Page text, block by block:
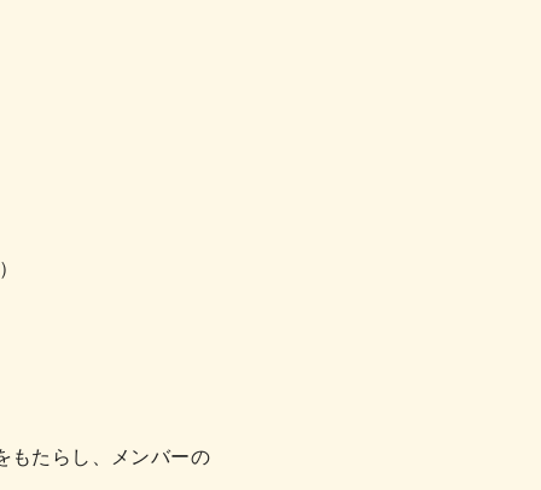
もたらし、メンバーの